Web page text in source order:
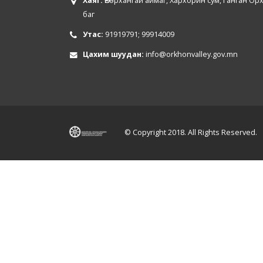
баг
Утас: 91919791; 99914009
Цахим шуудан: info@orkhonvalley.gov.mn
© Copyright 2018. All Rights Reserved.